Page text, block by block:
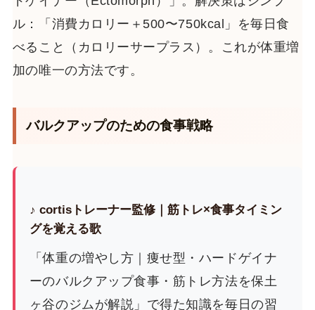
ル：「消費カロリー＋500〜750kcal」を毎日食
べること（カロリーサープラス）。これが体重増
加の唯一の方法です。
バルクアップのための食事戦略
♪ cortisトレーナー監修｜筋トレ×食事タイミン
グを覚える歌
「体重の増やし方｜痩せ型・ハードゲイナ
ーのバルクアップ食事・筋トレ方法を保土
ヶ谷のジムが解説」で得た知識を毎日の習